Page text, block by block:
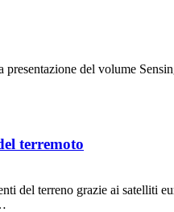
del volume
terremoto
del terreno grazie ai satelliti